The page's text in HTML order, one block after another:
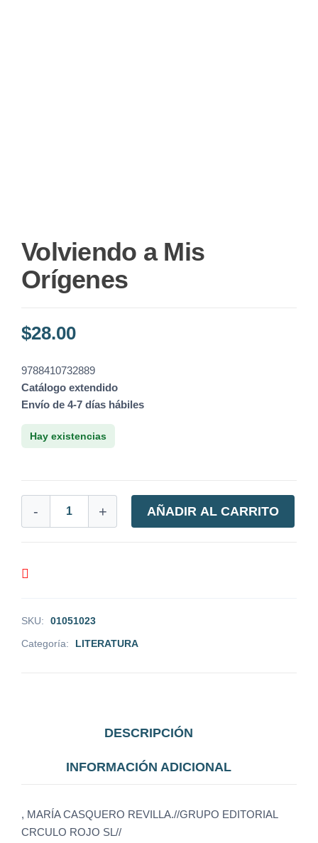
Volviendo a Mis
Orígenes
$28.00
9788410732889
Catálogo extendido
Envío de 4-7 días hábiles
Hay existencias
- + AÑADIR AL CARRITO
SKU:
01051023
Categoría:
LITERATURA
DESCRIPCIÓN
INFORMACIÓN ADICIONAL
, MARÍA CASQUERO REVILLA.//GRUPO EDITORIAL
CRCULO ROJO SL//